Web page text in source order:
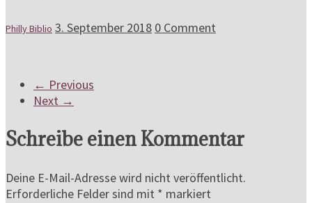
Philly Biblio 3. September 2018 0 Comment
← Previous
Next →
Schreibe einen Kommentar
Deine E-Mail-Adresse wird nicht veröffentlicht.
Erforderliche Felder sind mit * markiert